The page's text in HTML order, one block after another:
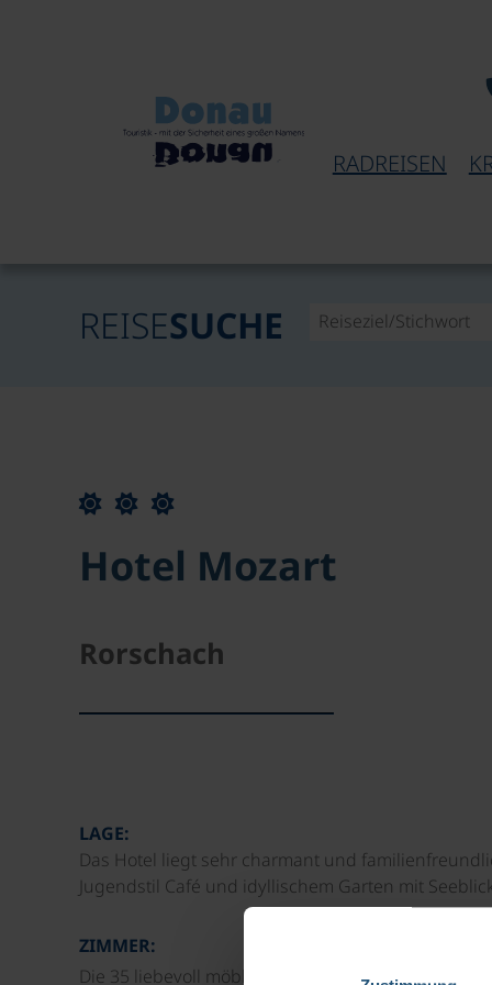
RADREISEN
REISESUCHE
Hotel Mozart
Rorschach
LAGE:
Das Hotel liegt sehr charmant und
Jugendstil Café und idyllischem Garten mit
ZIMMER:
Die 35 liebevoll möblierten Zimmer sind mit